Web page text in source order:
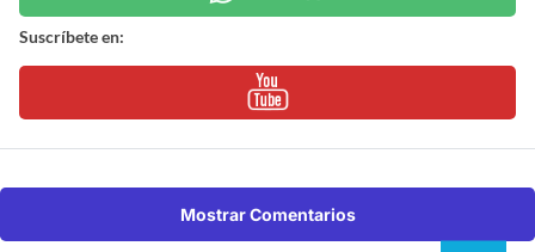
Suscríbete en:
Mostrar Comentarios